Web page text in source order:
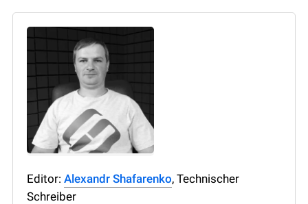
Editor: Alexandr Shafarenko, Technischer
Schreiber